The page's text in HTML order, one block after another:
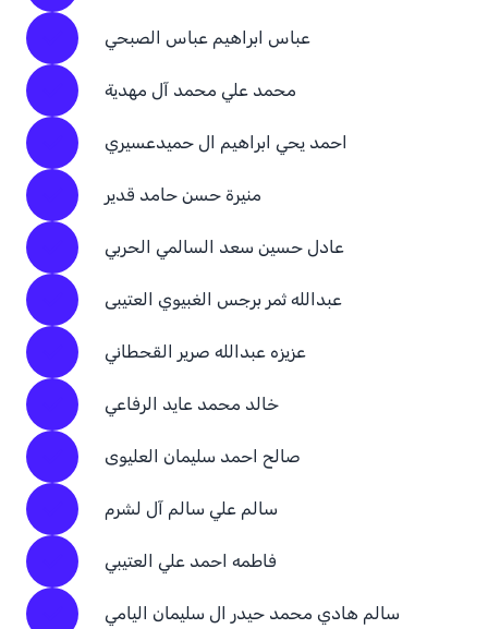
عباس ابراهيم عباس الصبحي
محمد علي محمد آل مهدية
احمد يحي ابراهيم ال حميدعسيري
منيرة حسن حامد قدير
عادل حسين سعد السالمي الحربي
عبدالله ثمر برجس الغبيوي العتيبى
عزيزه عبدالله صرير القحطاني
خالد محمد عايد الرفاعي
صالح احمد سليمان العليوى
سالم علي سالم آل لشرم
فاطمه احمد علي العتيبي
سالم هادي محمد حيدر ال سليمان اليامي